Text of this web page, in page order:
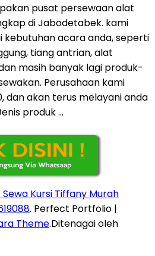
pusat persewaan alat
di Jabodetabek. kami
kebutuhan acara anda, seperti
tiang antrian, alat
masih banyak lagi produk-
Perusahaan kami
dan akan terus melayani anda
produk …
Sewa Kursi Tiffany Murah
. Perfect Portfolio |
Theme.Ditenagai oleh